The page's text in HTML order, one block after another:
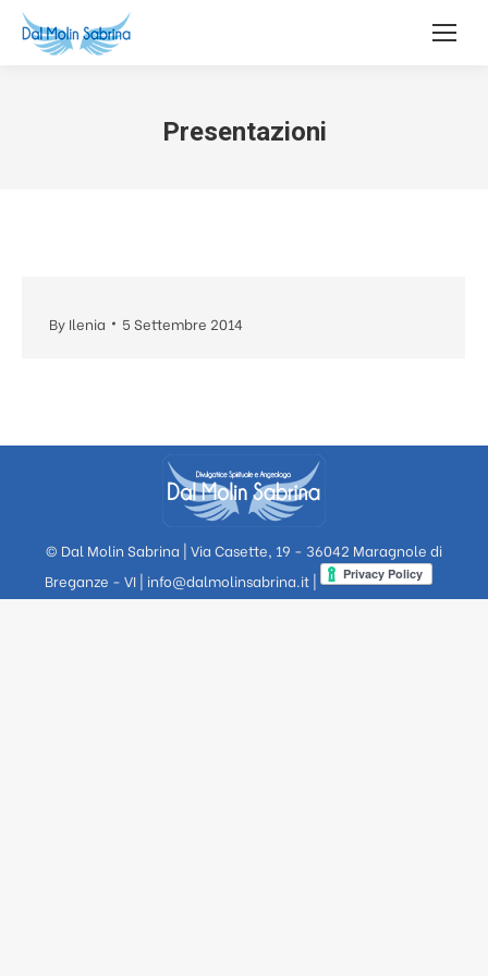
Presentazioni
By Ilenia 5 Settembre 2014
© Dal Molin Sabrina | Via Casette, 19 - 36042 Maragnole di
Breganze - VI | info@dalmolinsabrina.it |